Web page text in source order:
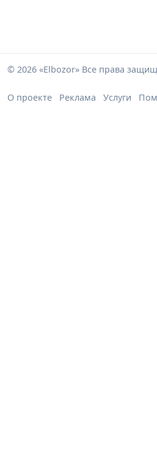
© 2026 «Elbozor» Все права
О проекте Реклама Услуги